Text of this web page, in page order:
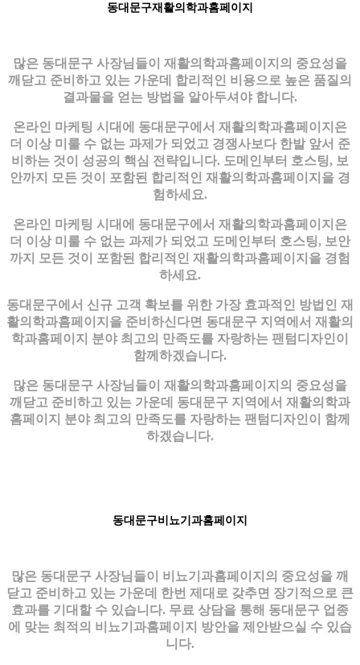
동대문구재활의학과홈페이지
많은 동대문구 사장님들이 재활의학과홈페이지의 중요성을
깨닫고 준비하고 있는 가운데 합리적인 비용으로 높은 품질의
결과물을 얻는 방법을 알아두셔야 합니다.
온라인 마케팅 시대에 동대문구에서 재활의학과홈페이지은
더 이상 미룰 수 없는 과제가 되었고 경쟁사보다 한발 앞서 준
비하는 것이 성공의 핵심 전략입니다. 도메인부터 호스팅, 보
안까지 모든 것이 포함된 합리적인 재활의학과홈페이지을 경
험하세요.
온라인 마케팅 시대에 동대문구에서 재활의학과홈페이지은
더 이상 미룰 수 없는 과제가 되었고 도메인부터 호스팅, 보안
까지 모든 것이 포함된 합리적인 재활의학과홈페이지을 경험
하세요.
동대문구에서 신규 고객 확보를 위한 가장 효과적인 방법인 재
활의학과홈페이지을 준비하신다면 동대문구 지역에서 재활의
학과홈페이지 분야 최고의 만족도를 자랑하는 팬텀디자인이
함께하겠습니다.
많은 동대문구 사장님들이 재활의학과홈페이지의 중요성을
깨닫고 준비하고 있는 가운데 동대문구 지역에서 재활의학과
홈페이지 분야 최고의 만족도를 자랑하는 팬텀디자인이 함께
하겠습니다.
동대문구비뇨기과홈페이지
많은 동대문구 사장님들이 비뇨기과홈페이지의 중요성을 깨
닫고 준비하고 있는 가운데 한번 제대로 갖추면 장기적으로 큰
효과를 기대할 수 있습니다. 무료 상담을 통해 동대문구 업종
에 맞는 최적의 비뇨기과홈페이지 방안을 제안받으실 수 있습
니다.